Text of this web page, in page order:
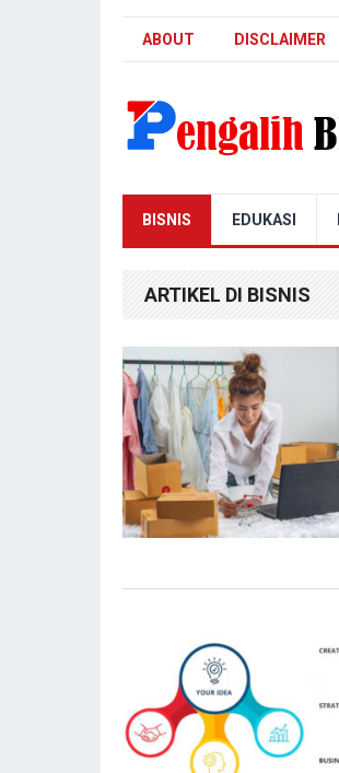
ABOUT DISCLAIMER
Pengalih Blog
BISNIS EDUKASI
ARTIKEL DI BISNIS